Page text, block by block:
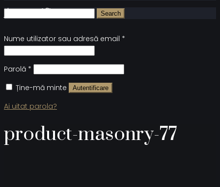
Autentificare
Nume utilizator sau adresă email *
Parolă *
Ține-mă minte
Autentificare
Ai uitat parola?
product-masonry-77